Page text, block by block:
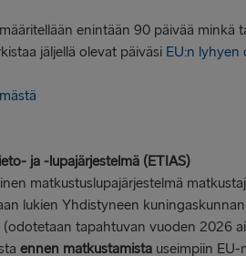
enintään 90 päivää minkä
jäljellä olevat päiväsi EU:n lyhyen
ja -lupajärjestelmä (ETIAS)
matkustuslupajärjestelmä
lukien Yhdistyneen
tapahtuvan vuoden 2026
ennen matkustamista useimpiin